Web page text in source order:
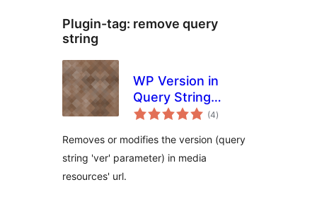
Plugin-tag: remove query
string
WP Version in
Query String
Modifier
(4totale
bedømmelser
)
Removes or modifies the version (query
string 'ver' parameter) in media
resources' url.